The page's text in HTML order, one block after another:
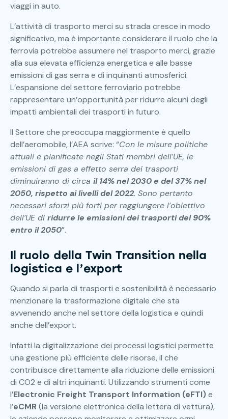
viaggi in auto.
L’attività di trasporto merci su strada cresce in modo
significativo, ma è importante considerare il ruolo che la
ferrovia potrebbe assumere nel trasporto merci, grazie
alla sua elevata efficienza energetica e alle basse
emissioni di gas serra e di inquinanti atmosferici.
L’espansione del settore ferroviario potrebbe
rappresentare un’opportunità per ridurre alcuni degli
impatti ambientali dei trasporti in futuro.
Il Settore che preoccupa maggiormente è quello
dell’aeromobile, l’AEA scrive: “Con le misure politiche
attuali e pianificate negli Stati membri dell’UE, le
emissioni di gas a effetto serra dei trasporti
diminuiranno di circa il 14% nel 2030 e del 37% nel
2050, rispetto ai livelli del 2022. Sono pertanto
necessari sforzi più forti per raggiungere l’obiettivo
dell’UE di ridurre le emissioni dei trasporti del 90%
entro il 2050”.
Il ruolo della Twin Transition nella
logistica e l’export
Quando si parla di trasporti e sostenibilità è necessario
menzionare la trasformazione digitale che sta
avvenendo anche nel settore della logistica e quindi
anche dell’export.
Infatti la digitalizzazione dei processi logistici permette
una gestione più efficiente delle risorse, il che
contribuisce direttamente alla riduzione delle emissioni
di CO2 e di altri inquinanti. Utilizzando strumenti come
l’Electronic Freight Transport Information (eFTI)e
l’eCMR (la versione elettronica della lettera di vettura),